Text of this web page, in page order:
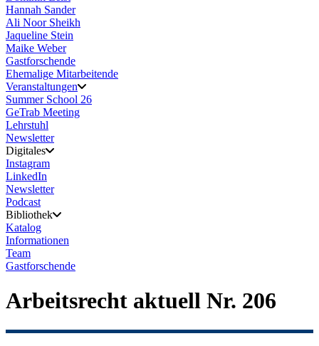
Hannah Sander
Ali Noor Sheikh
Jaqueline Stein
Maike Weber
Gastforschende
Ehemalige Mitarbeitende
Veranstaltungen
Summer School 26
GeTrab Meeting
Lehrstuhl
Newsletter
Digitales
Instagram
LinkedIn
Newsletter
Podcast
Bibliothek
Katalog
Informationen
Team
Gastforschende
Arbeitsrecht aktuell Nr. 206